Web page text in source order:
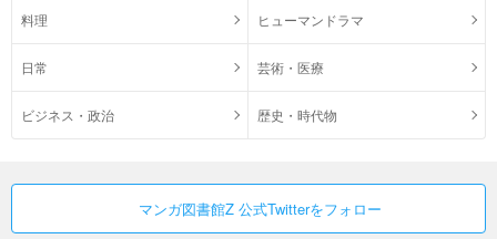
料理 ヒューマンドラマ
日常 芸術・医療
ビジネス・政治 歴史・時代物
マンガ図書館Z 公式Twitterをフォロー